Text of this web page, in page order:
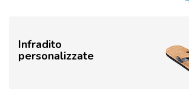
Infradito
personalizzate